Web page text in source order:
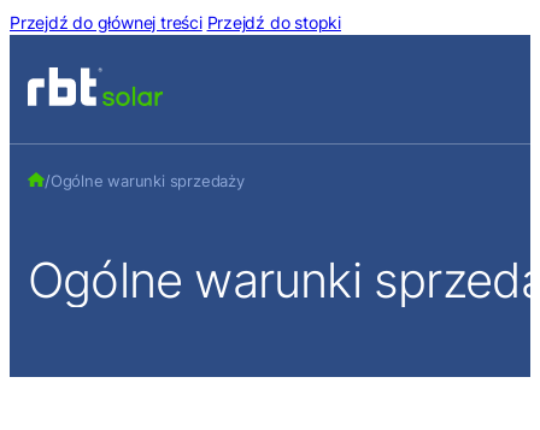
Przejdź do głównej treści Przejdź do stopki
/Ogólne warunki sprzedaży
Ogólne warunki